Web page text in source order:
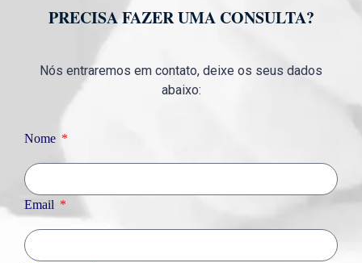
PRECISA FAZER UMA CONSULTA?
Nós entraremos em contato, deixe os seus dados
abaixo:
Nome
Email